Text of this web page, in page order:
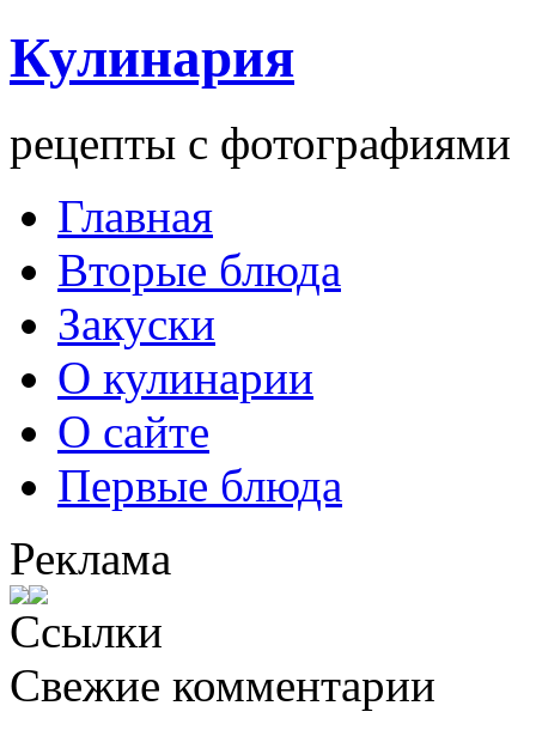
Кулинария
рецепты с фотографиями
Главная
Вторые блюда
Закуски
О кулинарии
О сайте
Первые блюда
Реклама
Ссылки
Свежие комментарии